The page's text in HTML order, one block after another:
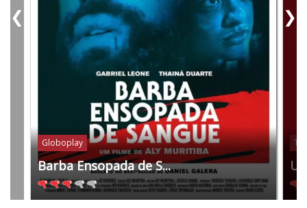
Globoplay
Barba Ensopada de S...
❮ ❯